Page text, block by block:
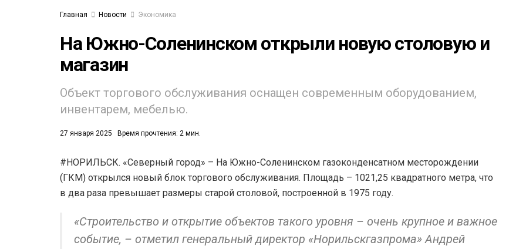
Главная Новости Экономика
На Южно-Соленинском открыли новую столовую и
магазин
Объект торгового обслуживания оснащен современным оборудованием,
инвентарем, мебелью.
27 января 2025 Время прочтения: 2 мин.
#НОРИЛЬСК. «Северный город» – На Южно-Соленинском газоконденсатном месторождении
(ГКМ) открылся новый блок торгового обслуживания. Площадь – 1021,25 квадратного метра, что
в два раза превышает размеры старой столовой, построенной в 1975 году.
«Строительство и открытие объектов такого уровня – очень крупное и важное
событие, – отметил генеральный директор «Норильскгазпрома» Андрей